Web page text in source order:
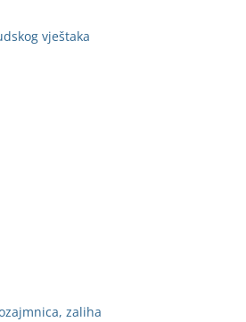
vještaka
zaliha